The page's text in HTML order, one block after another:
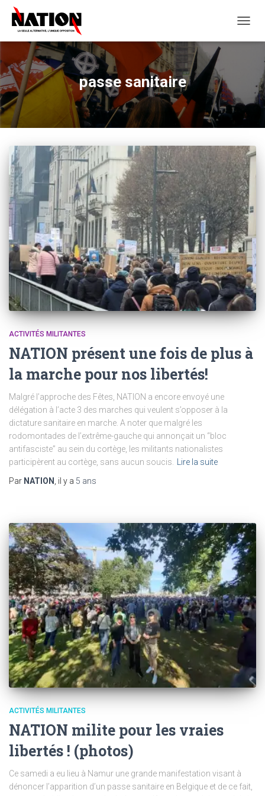
LA
passe sanitaire
ACTIVITÉS MILITANTES
NATION présent une fois de plus à
la marche pour nos libertés!
Malgré l’approche des Fêtes, NATION a encore envoyé une
délégation à l’acte 3 des marches qui veulent s’opposer à la
dictature sanitaire en marche. A noter que malgré les
rodomontades de l’extrême-gauche qui annonçait un “bloc
antifasciste” au sein du cortège, les militants nationalistes
participèrent au cortège, sans aucun soucis.
Lire la suite
Par NATION , il y a 5 ans
ACTIVITÉS MILITANTES
NATION milite pour les vraies
libertés ! (photos)
Ce samedi a eu lieu à Namur une grande manifestation visant à
dénoncer l’apparition d’un passe sanitaire en Belgique et de ce fait,